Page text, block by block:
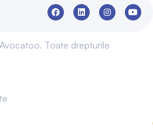
Toate drepturile